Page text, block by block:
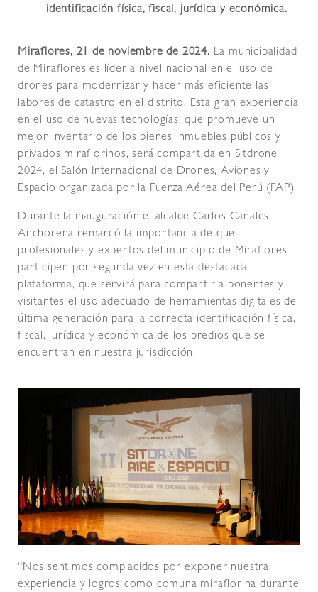
identificación física, fiscal, jurídica y económica.
Miraflores, 21 de noviembre de 2024. La municipalidad
de Miraflores es líder a nivel nacional en el uso de
drones para modernizar y hacer más eficiente las
labores de catastro en el distrito. Esta gran experiencia
en el uso de nuevas tecnologías, que promueve un
mejor inventario de los bienes inmuebles públicos y
privados miraflorinos, será compartida en Sitdrone
2024, el Salón Internacional de Drones, Aviones y
Espacio organizada por la Fuerza Aérea del Perú (FAP).
Durante la inauguración el alcalde Carlos Canales
Anchorena remarcó la importancia de que
profesionales y expertos del municipio de Miraflores
participen por segunda vez en esta destacada
plataforma, que servirá para compartir a ponentes y
visitantes el uso adecuado de herramientas digitales de
última generación para la correcta identificación física,
fiscal, jurídica y económica de los predios que se
encuentran en nuestra jurisdicción.
“Nos sentimos complacidos por exponer nuestra
experiencia y logros como comuna miraflorina durante